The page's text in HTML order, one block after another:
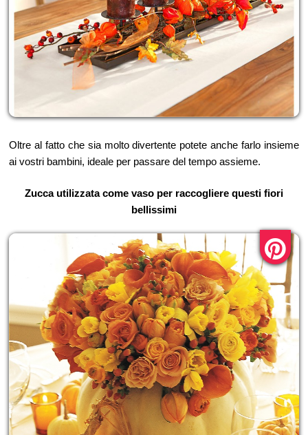
Oltre al fatto che sia molto divertente potete anche farlo insieme
ai vostri bambini, ideale per passare del tempo assieme.
Zucca utilizzata come vaso per raccogliere questi fiori
bellissimi